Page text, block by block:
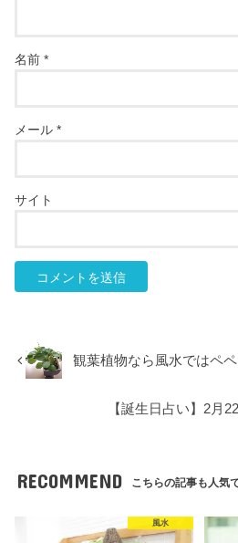
名前*
メール*
サイト
観葉植物なら風水ではペ
【誕生日占い】2月
RECOMMEND こちらの記事も人気
風水